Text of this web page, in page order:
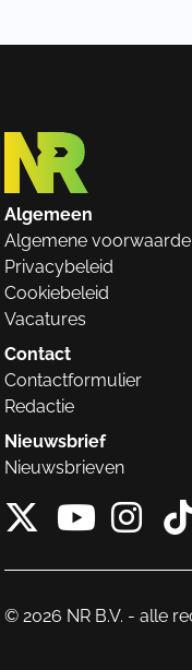
Algemeen
Algemene
Privacybeleid
Cookiebeleid
Vacatures
Contact
Contactformulier
Redactie
Nieuwsbrief
Nieuwsbrieven
X van
© 2026 NR B.V. - alle